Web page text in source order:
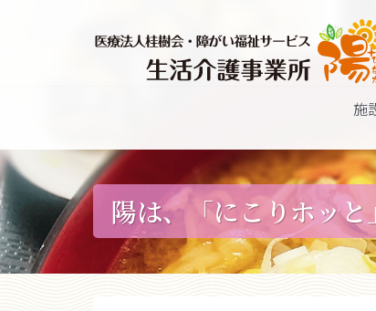
施
陽は、「にこりホッと